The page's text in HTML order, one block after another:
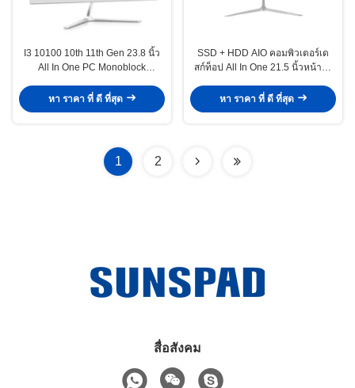
I3 10100 10th 11th Gen 23.8 นิ้ว
All In One PC Monoblock
หา ราคา ที่ ดี ที่สุด
SSD + HDD AIO คอมพิวเตอร์เด
สก์ท็อป All In One 21.5 นิ้วหน้าจอ
หา ราคา ที่ ดี ที่สุด
1 2
สื่อสังคม